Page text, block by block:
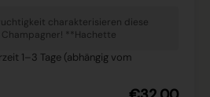
charakterisieren diese
**Hachette
1–3 Tage (abhängig vom